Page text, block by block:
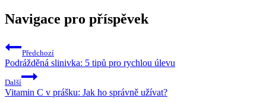
Navigace pro příspěvek
Předchozí
Podrážděná slinivka: 5 tipů pro rychlou úlevu
Další
Vitamin C v prášku: Jak ho správně užívat?